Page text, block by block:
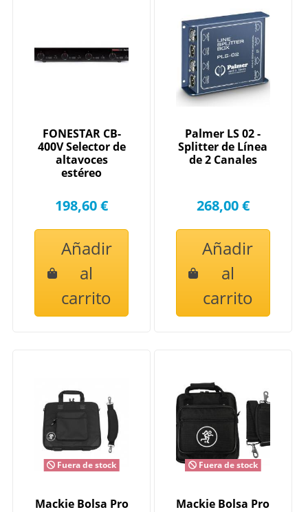
FONESTAR CB-
400V Selector de
altavoces
estéreo
198,60 €
Añadir
al
carrito
Palmer LS 02 -
Splitter de Línea
de 2 Canales
268,00 €
Añadir
al
carrito
Fuera de stock
Mackie Bolsa Pro
Fuera de stock
Mackie Bolsa Pro